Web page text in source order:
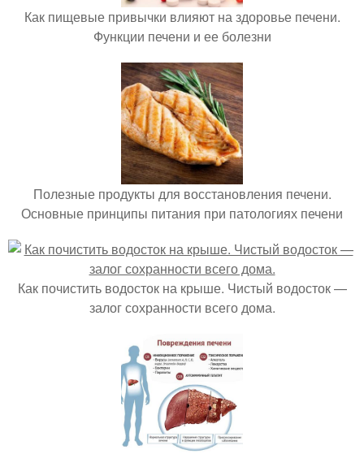
Как пищевые привычки влияют на здоровье печени.
Функции печени и ее болезни
Полезные продукты для восстановления печени.
Основные принципы питания при патологиях печени
Как почистить водосток на крыше. Чистый водосток —
залог сохранности всего дома.